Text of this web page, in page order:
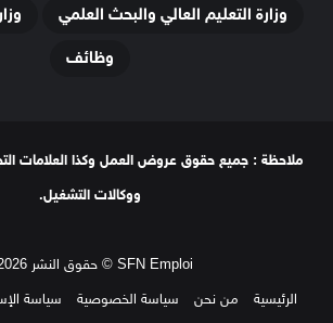
وزارة التعليم العالي والبحث العلمي
وظائف
ملاحظة : جميع حقوق عروض العمل وكذا العلامات
ووكالات التشغيل.
SFN Emploi © حقوق النشر 2026
الرئيسية
من نحن سياسة الخصوصية سياسة